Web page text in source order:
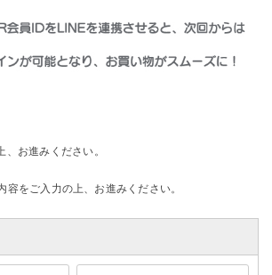
お進みください。
容をご入力の上、お進みください。